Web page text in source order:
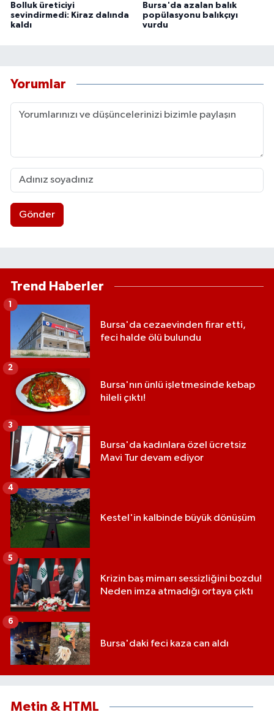
Bolluk üreticiyi
sevindirmedi: Kiraz dalında
kaldı
Bursa'da azalan balık
popülasyonu balıkçıyı
vurdu
Yorumlar
Gönder
Trend Haberler
Bursa'da cezaevinden firar etti,
feci halde ölü bulundu
1
Bursa'nın ünlü işletmesinde kebap
hileli çıktı!
2
Bursa'da kadınlara özel ücretsiz
Mavi Tur devam ediyor
3
Kestel'in kalbinde büyük dönüşüm
4
Krizin baş mimarı sessizliğini bozdu!
Neden imza atmadığı ortaya çıktı
5
Bursa'daki feci kaza can aldı
6
Metin & HTML